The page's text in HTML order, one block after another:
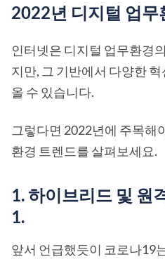
2022년 디지털 업무
인터넷은 디지털 업무환경
지만, 그 기반에서 다양한
올 수 있습니다.
그렇다면 2022년에 주목해
환경 트렌드를 살펴보세요.
1. 하이브리드 및 원
1.
앞서 언급했듯이 코로나19